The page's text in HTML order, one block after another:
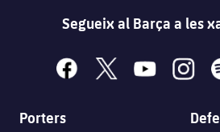
Segueix al Barça a les
facebook
x youtube
Porters